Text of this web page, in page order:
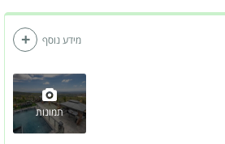
תמונות
מידע נוסף